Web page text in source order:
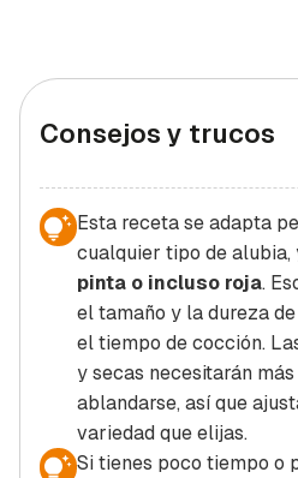
Consejos y trucos
Esta receta se adapta
cualquier tipo de alubia,
pinta o incluso roja.
el tamaño y la dureza
el tiempo de cocción.
y secas necesitarán
ablandarse, así que
variedad que elijas.
Si tienes poco tiempo o